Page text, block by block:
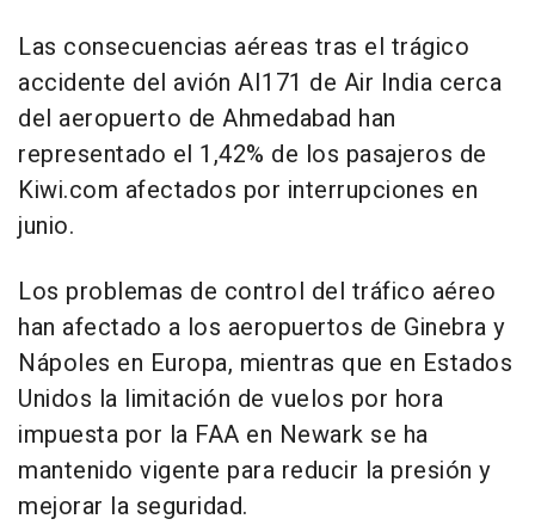
Las consecuencias aéreas tras el trágico
accidente del avión AI171 de Air India cerca
del aeropuerto de Ahmedabad han
representado el 1,42% de los pasajeros de
Kiwi.com afectados por interrupciones en
junio.
Los problemas de control del tráfico aéreo
han afectado a los aeropuertos de Ginebra y
Nápoles en Europa, mientras que en Estados
Unidos la limitación de vuelos por hora
impuesta por la FAA en Newark se ha
mantenido vigente para reducir la presión y
mejorar la seguridad.